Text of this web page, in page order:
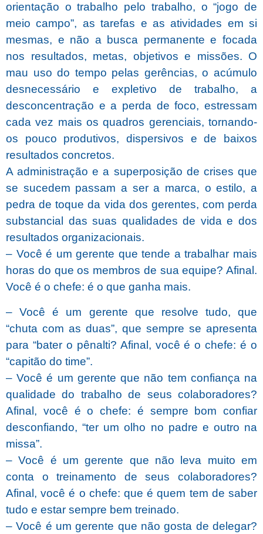
orientação o trabalho pelo trabalho, o “jogo de
meio campo”, as tarefas e as atividades em si
mesmas, e não a busca permanente e focada
nos resultados, metas, objetivos e missões. O
mau uso do tempo pelas gerências, o acúmulo
desnecessário e expletivo de trabalho, a
desconcentração e a perda de foco, estressam
cada vez mais os quadros gerenciais, tornando-
os pouco produtivos, dispersivos e de baixos
resultados concretos.
A administração e a superposição de crises que
se sucedem passam a ser a marca, o estilo, a
pedra de toque da vida dos gerentes, com perda
substancial das suas qualidades de vida e dos
resultados organizacionais.
– Você é um gerente que tende a trabalhar mais
horas do que os membros de sua equipe? Afinal.
Você é o chefe: é o que ganha mais.
– Você é um gerente que resolve tudo, que
“chuta com as duas”, que sempre se apresenta
para “bater o pênalti? Afinal, você é o chefe: é o
“capitão do time”.
– Você é um gerente que não tem confiança na
qualidade do trabalho de seus colaboradores?
Afinal, você é o chefe: é sempre bom confiar
desconfiando, “ter um olho no padre e outro na
missa”.
– Você é um gerente que não leva muito em
conta o treinamento de seus colaboradores?
Afinal, você é o chefe: que é quem tem de saber
tudo e estar sempre bem treinado.
– Você é um gerente que não gosta de delegar?